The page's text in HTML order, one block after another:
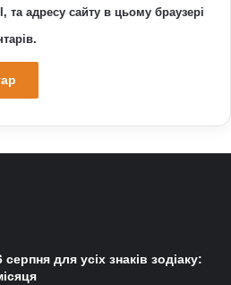
та адресу сайту в цьому браузері
для усіх знаків зодіаку: